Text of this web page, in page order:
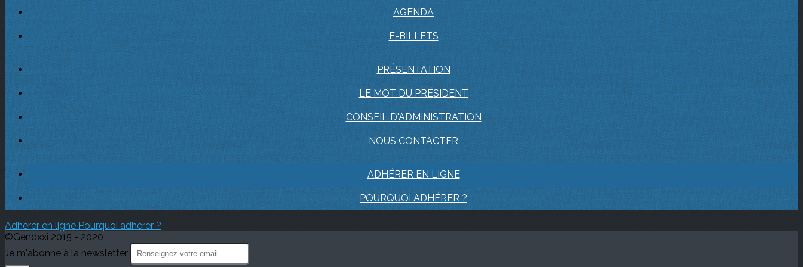
AGENDA
E-BILLETS
PRÉSENTATION
LE MOT DU PRÉSIDENT
CONSEIL D'ADMINISTRATION
NOUS CONTACTER
ADHÉRER EN LIGNE
POURQUOI ADHÉRER ?
Adhérer en ligne Pourquoi adhérer ?
©Gendxxi 2015 - 2020
Je m'abonne à la newsletter